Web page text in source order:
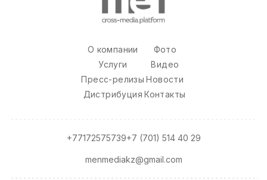
О компании
Услуги
Пресс-релизы
Дистрибуция
Фото
Видео
Новости
Контакты
menmediakz@gmail.com
+77172575739+7 (701) 514 40 29